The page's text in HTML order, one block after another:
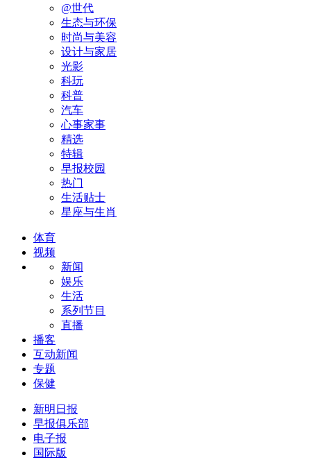
@世代
生态与环保
时尚与美容
设计与家居
光影
科玩
科普
汽车
心事家事
精选
特辑
早报校园
热门
生活贴士
星座与生肖
体育
视频
新闻
娱乐
生活
系列节目
直播
播客
互动新闻
专题
保健
新明日报
早报俱乐部
电子报
国际版